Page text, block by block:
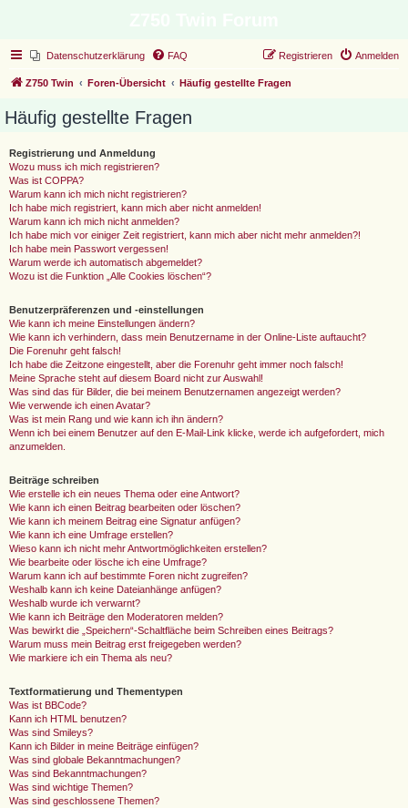
Datenschutzerklärung FAQ Anmelden
Registrieren
Z750 Twin Foren-Übersicht Häufig gestellte Fragen
Häufig gestellte Fragen
Registrierung und Anmeldung
Wozu muss ich mich registrieren?
Was ist COPPA?
Warum kann ich mich nicht registrieren?
Ich habe mich registriert, kann mich aber nicht anmelden!
Warum kann ich mich nicht anmelden?
Ich habe mich vor einiger Zeit registriert, kann mich aber nicht mehr anmelden?!
Ich habe mein Passwort vergessen!
Warum werde ich automatisch abgemeldet?
Wozu ist die Funktion „Alle Cookies löschen“?
Benutzerpräferenzen und -einstellungen
Wie kann ich meine Einstellungen ändern?
Wie kann ich verhindern, dass mein Benutzername in der Online-Liste auftaucht?
Die Forenuhr geht falsch!
Ich habe die Zeitzone eingestellt, aber die Forenuhr geht immer noch falsch!
Meine Sprache steht auf diesem Board nicht zur Auswahl!
Was sind das für Bilder, die bei meinem Benutzernamen angezeigt werden?
Wie verwende ich einen Avatar?
Was ist mein Rang und wie kann ich ihn ändern?
Wenn ich bei einem Benutzer auf den E-Mail-Link klicke, werde ich aufgefordert, mich
anzumelden.
Beiträge schreiben
Wie erstelle ich ein neues Thema oder eine Antwort?
Wie kann ich einen Beitrag bearbeiten oder löschen?
Wie kann ich meinem Beitrag eine Signatur anfügen?
Wie kann ich eine Umfrage erstellen?
Wieso kann ich nicht mehr Antwortmöglichkeiten erstellen?
Wie bearbeite oder lösche ich eine Umfrage?
Warum kann ich auf bestimmte Foren nicht zugreifen?
Weshalb kann ich keine Dateianhänge anfügen?
Weshalb wurde ich verwarnt?
Wie kann ich Beiträge den Moderatoren melden?
Was bewirkt die „Speichern“-Schaltfläche beim Schreiben eines Beitrags?
Warum muss mein Beitrag erst freigegeben werden?
Wie markiere ich ein Thema als neu?
Textformatierung und Thementypen
Was ist BBCode?
Kann ich HTML benutzen?
Was sind Smileys?
Kann ich Bilder in meine Beiträge einfügen?
Was sind globale Bekanntmachungen?
Was sind Bekanntmachungen?
Was sind wichtige Themen?
Was sind geschlossene Themen?